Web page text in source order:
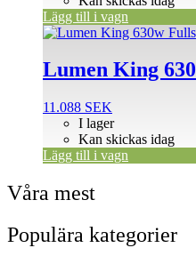
Lägg till i vagn
Lumen King
11.088 SEK
I lager
Kan skickas idag
Lägg till i vagn
Våra mest
Populära kategorier